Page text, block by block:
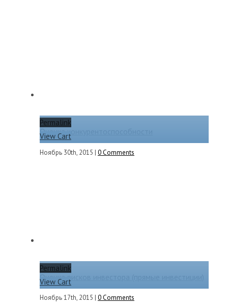
Permalink
View Cart
Оценка конкурентоспособности
Ноябрь 30th, 2015 | 0 Comments
Permalink
View Cart
Оценка рисков инвестора (прямые инвестиции)
Ноябрь 17th, 2015 | 0 Comments